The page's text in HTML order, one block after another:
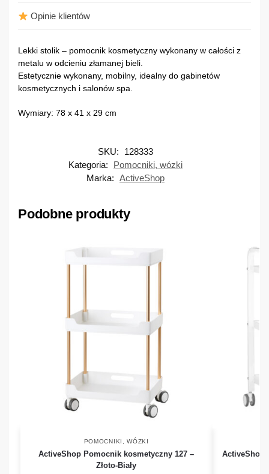
Opinie klientów
Lekki stolik – pomocnik kosmetyczny wykonany w całości z
metalu w odcieniu złamanej bieli.
Estetycznie wykonany, mobilny, idealny do gabinetów
kosmetycznych i salonów spa.
Wymiary: 78 x 41 x 29 cm
SKU:
128333
Kategoria:
Pomocniki, wózki
Marka: ActiveShop
Podobne produkty
POMOCNIKI, WÓZKI
ActiveShop Pomocnik kosmetyczny 127 –
Złoto-Biały
ActiveShop